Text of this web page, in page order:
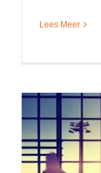
Lees Meer